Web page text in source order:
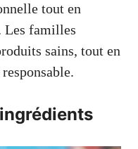
tout en
Les familles
sains, tout en